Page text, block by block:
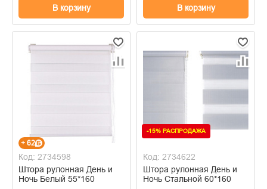
В корзину В корзину
+ 62
Код: 2734598
Штора рулонная День и
Ночь Белый 55*160
-15% РАСПРОДАЖА
Код: 2734622
Штора рулонная День и
Ночь Стальной 60*160